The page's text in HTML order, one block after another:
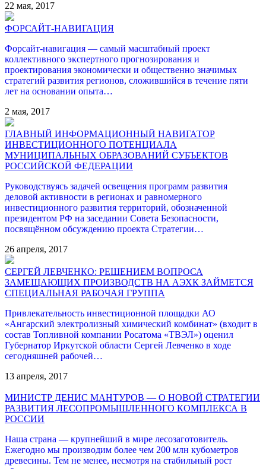
22 мая, 2017
ФОРСАЙТ-НАВИГАЦИЯ
Форсайт-навигация — самый масштабный проект
коллективного экспертного прогнозирования и
проектирования экономически и общественно значимых
стратегий развития регионов, сложившийся в течение пяти
лет на основании опыта…
2 мая, 2017
ГЛАВНЫЙ ИНФОРМАЦИОННЫЙ НАВИГАТОР
ИНВЕСТИЦИОННОГО ПОТЕНЦИАЛА
МУНИЦИПАЛЬНЫХ ОБРАЗОВАНИЙ СУБЪЕКТОВ
РОССИЙСКОЙ ФЕДЕРАЦИИ
Руководствуясь задачей освещения программ развития
деловой активности в регионах и равномерного
инвестиционного развития территорий, обозначенной
президентом РФ на заседании Совета Безопасности,
посвящённом обсуждению проекта Стратегии…
26 апреля, 2017
СЕРГЕЙ ЛЕВЧЕНКО: РЕШЕНИЕМ ВОПРОСА
ЗАМЕЩАЮЩИХ ПРОИЗВОДСТВ НА АЭХК ЗАЙМЕТСЯ
СПЕЦИАЛЬНАЯ РАБОЧАЯ ГРУППА
Привлекательность инвестиционной площадки АО
«Ангарский электролизный химический комбинат» (входит в
состав Топливной компании Росатома «ТВЭЛ») оценил
Губернатор Иркутской области Сергей Левченко в ходе
сегодняшней рабочей…
13 апреля, 2017
МИНИСТР ДЕНИС МАНТУРОВ — О НОВОЙ СТРАТЕГИИ
РАЗВИТИЯ ЛЕСОПРОМЫШЛЕННОГО КОМПЛЕКСА В
РОССИИ
Наша страна — крупнейший в мире лесозаготовитель.
Ежегодно мы производим более чем 200 млн кубометров
древесины. Тем не менее, несмотря на стабильный рост